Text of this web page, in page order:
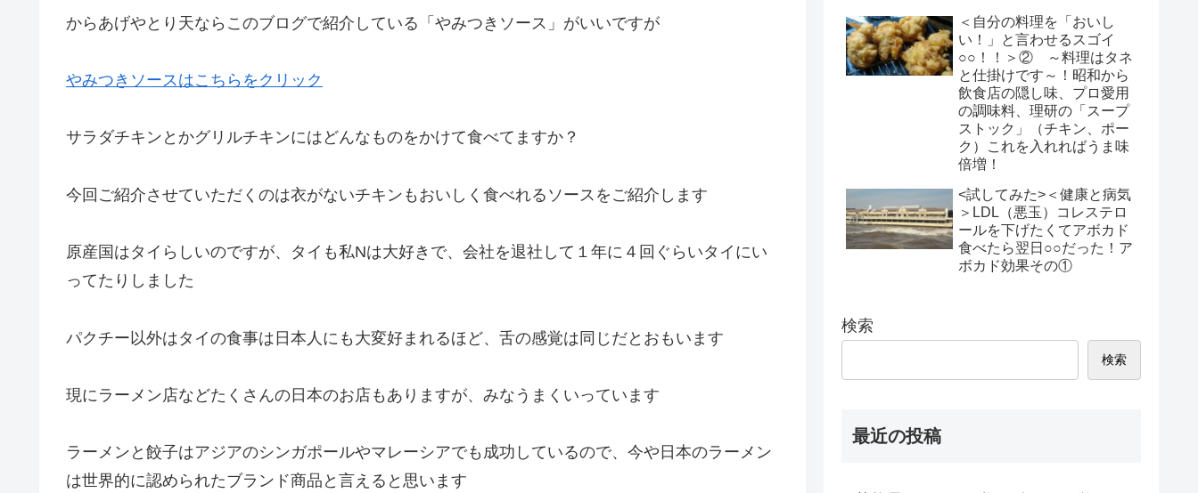
からあげやとり天ならこのブログで紹介している「やみつきソース」がいいですが
やみつきソースはこちらをクリック
サラダチキンとかグリルチキンにはどんなものをかけて食べてますか？
今回ご紹介させていただくのは衣がないチキンもおいしく食べれるソースをご紹介します
原産国はタイらしいのですが、タイも私Nは大好きで、会社を退社して１年に４回ぐらいタイにい
ってたりしました
パクチー以外はタイの食事は日本人にも大変好まれるほど、舌の感覚は同じだとおもいます
現にラーメン店などたくさんの日本のお店もありますが、みなうまくいっています
ラーメンと餃子はアジアのシンガポールやマレーシアでも成功しているので、今や日本のラーメン
は世界的に認められたブランド商品と言えると思います
＜自分の料理を「おいし
い！」と言わせるスゴイ
○○！！＞② ～料理はタネ
と仕掛けです～！昭和から
飲食店の隠し味、プロ愛用
の調味料、理研の「スープ
ストック」（チキン、ポー
ク）これを入れればうま味
倍増！
<試してみた>＜健康と病気
＞LDL（悪玉）コレステロ
ールを下げたくてアボカド
食べたら翌日○○だった！ア
ボカド効果その①
検索
検索
最近の投稿